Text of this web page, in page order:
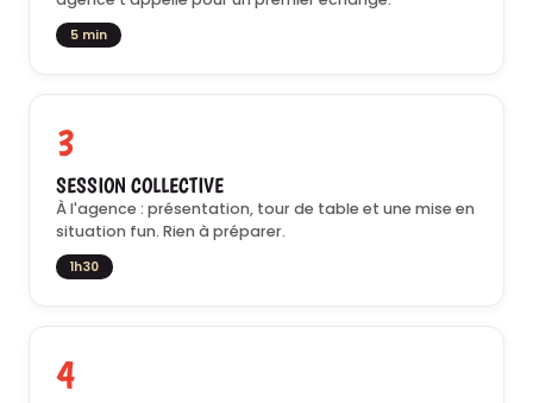
5 min
3
SESSION COLLECTIVE
À l'agence : présentation, tour de table et une mise en
situation fun. Rien à préparer.
1h30
4